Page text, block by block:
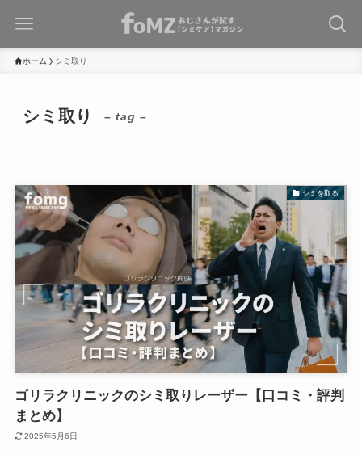
ホーム シミ取り
シミ取り – tag –
シミを取る
ゴリラクリニックのシミ取りレーザー【口コミ・評判
まとめ】
2025年5月6日